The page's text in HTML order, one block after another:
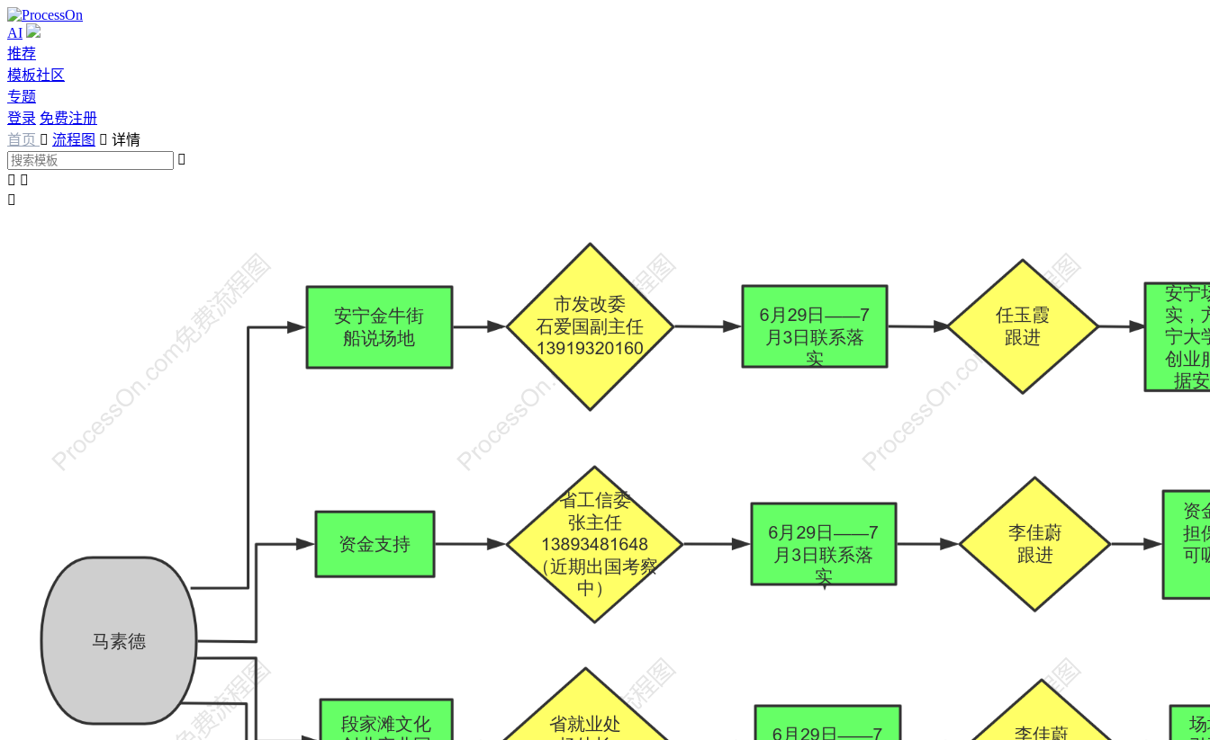
AI
推荐
模板社区
专题
登录 免费注册
首页  流程图  详情

 
